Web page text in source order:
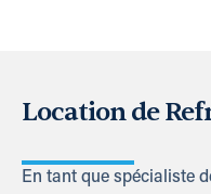
Location de
En tant que spécialiste